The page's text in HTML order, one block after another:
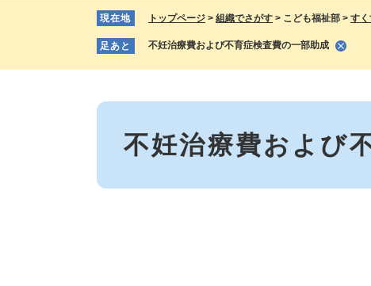
現在地 トップページ > 組織でさがす > こども福祉部 > すく
足あと 不妊治療費および不育症検査費の一部助成
本
不妊治療費および